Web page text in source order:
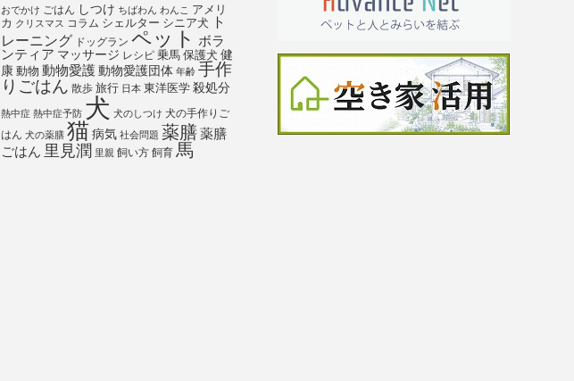
おでかけ ごはん しつけ ちばわん わんこ アメリ
カ クリスマス コラム シェルター シニア犬
ト
レーニング ドッグラン ペット
ボラ
ンティア マッサージ レシピ 乗馬 保護犬 健
康 動物 動物愛護動物愛護団体 年齢 手作
りごはん 散歩 旅行 日本 東洋医学 殺処分
熱中症 熱中症予防 犬 犬のしつけ 犬の手作りご
はん 犬の薬膳 猫 病気 社会問題 薬膳薬膳
ごはん 里見潤 里親 飼い方 飼育 馬